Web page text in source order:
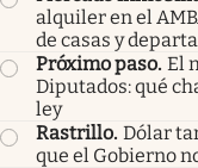
alquiler en el
de casas y
Próximo paso. El
Diputados: qué
ley
Rastrillo. Dólar
que el Gobierno